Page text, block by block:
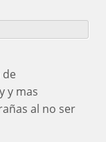
y mas
al no ser